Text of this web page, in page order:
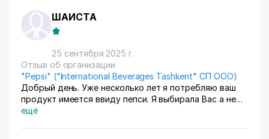
ШАИСТА
25 сентября 2025 г.
Отзыв об организации
"Pepsi" ("International Beverages Tashkent" СП ООО)
Добрый день. Уже несколько лет я потребляю ваш
продукт имеется ввиду пепси. Я выбирала Вас а не
Кока колу. Но в последнее время то что я
ещё